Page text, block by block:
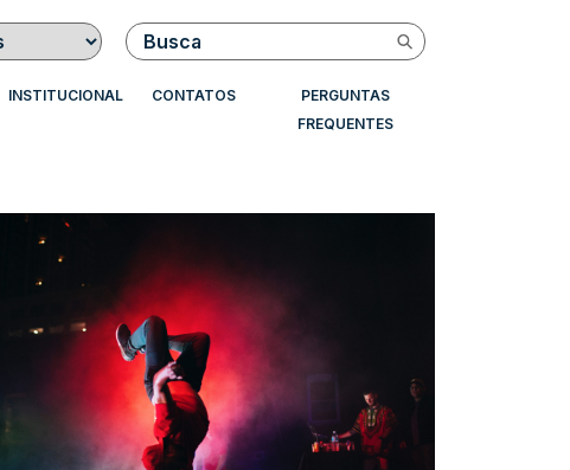
Buscar
INSTITUCIONAL CONTATOS
PERGUNTAS
FREQUENTES